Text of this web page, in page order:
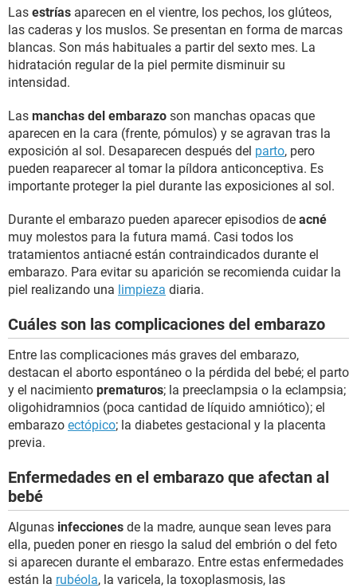
Las estrías aparecen en el vientre, los pechos, los glúteos,
las caderas y los muslos. Se presentan en forma de marcas
blancas. Son más habituales a partir del sexto mes. La
hidratación regular de la piel permite disminuir su
intensidad.
Las manchas del embarazo son manchas opacas que
aparecen en la cara (frente, pómulos) y se agravan tras la
exposición al sol. Desaparecen después del parto, pero
pueden reaparecer al tomar la píldora anticonceptiva. Es
importante proteger la piel durante las exposiciones al sol.
Durante el embarazo pueden aparecer episodios de acné
muy molestos para la futura mamá. Casi todos los
tratamientos antiacné están contraindicados durante el
embarazo. Para evitar su aparición se recomienda cuidar la
piel realizando una limpieza diaria.
Cuáles son las complicaciones del embarazo
Entre las complicaciones más graves del embarazo,
destacan el aborto espontáneo o la pérdida del bebé; el parto
y el nacimiento prematuros; la preeclampsia o la eclampsia;
oligohidramnios (poca cantidad de líquido amniótico); el
embarazo ectópico; la diabetes gestacional y la placenta
previa.
Enfermedades en el embarazo que afectan al
bebé
Algunas infecciones de la madre, aunque sean leves para
ella, pueden poner en riesgo la salud del embrión o del feto
si aparecen durante el embarazo. Entre estas enfermedades
están la rubéola, la varicela, la toxoplasmosis, las